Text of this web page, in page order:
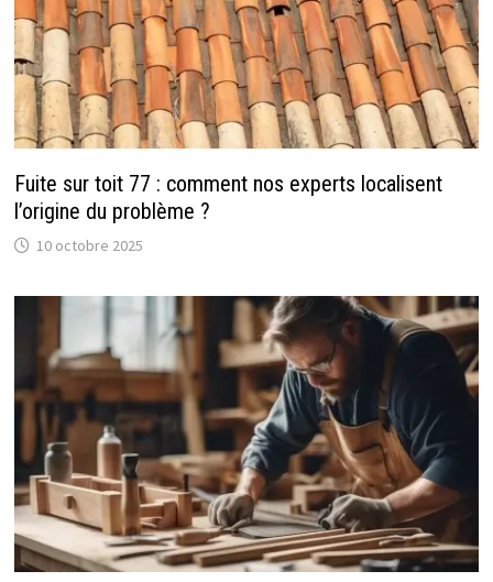
Fuite sur toit 77 : comment nos experts localisent
l’origine du problème ?
10 octobre 2025